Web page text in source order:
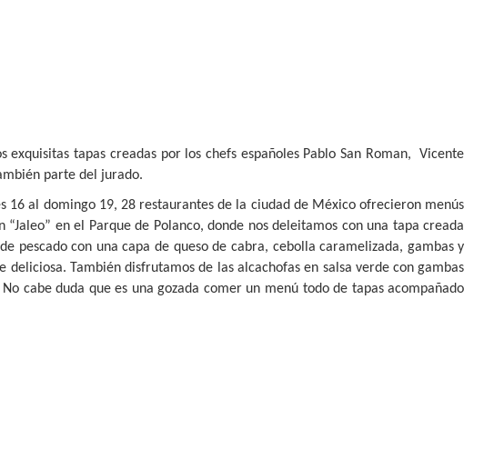
tapas creadas por los chefs españoles Pablo San Roman,
Vicente
parte del jurado.
16 al domingo 19, 28 restaurantes de la ciudad de México ofrecieron menús
en el Parque de Polanco, donde nos deleitamos con una tapa creada
pescado con una capa de queso de cabra, cebolla caramelizada, gambas y
También disfrutamos de las alcachofas en salsa verde con gambas
cabe duda que es una gozada comer un menú todo de tapas acompañado